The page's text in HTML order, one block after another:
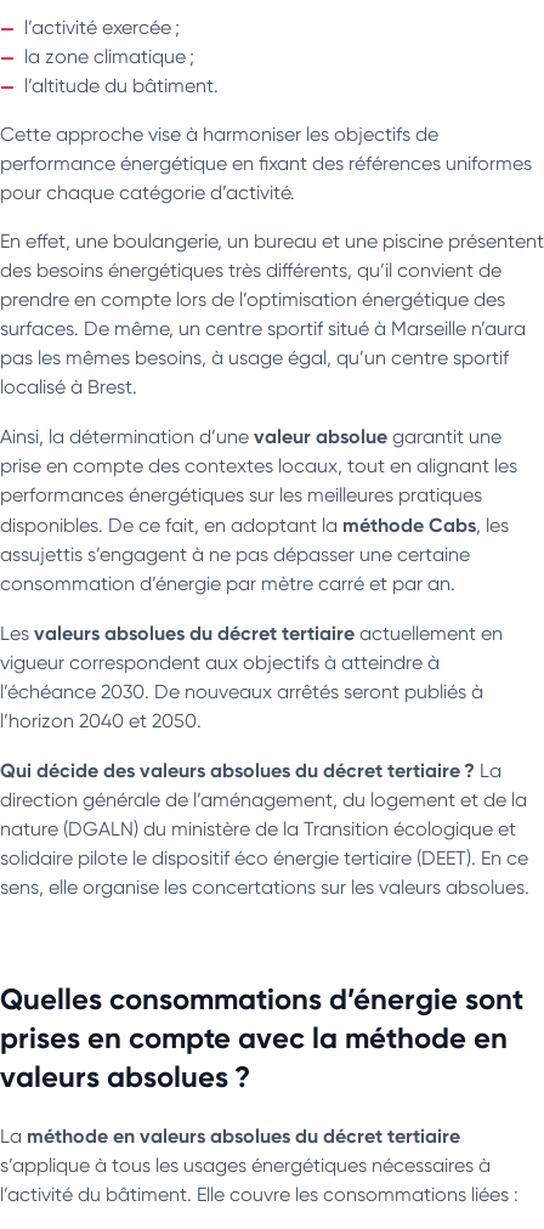
l’activité exercée ;
la zone climatique ;
l’altitude du bâtiment.
Cette approche vise à harmoniser les objectifs de
performance énergétique en fixant des références uniformes
pour chaque catégorie d’activité.
En effet, une boulangerie, un bureau et une piscine présentent
des besoins énergétiques très différents, qu’il convient de
prendre en compte lors de l’optimisation énergétique des
surfaces. De même, un centre sportif situé à Marseille n’aura
pas les mêmes besoins, à usage égal, qu’un centre sportif
localisé à Brest.
Ainsi, la détermination d’une valeur absolue garantit une
prise en compte des contextes locaux, tout en alignant les
performances énergétiques sur les meilleures pratiques
disponibles. De ce fait, en adoptant la méthode Cabs, les
assujettis s’engagent à ne pas dépasser une certaine
consommation d’énergie par mètre carré et par an.
Les valeurs absolues du décret tertiaire actuellement en
vigueur correspondent aux objectifs à atteindre à
l’échéance 2030. De nouveaux arrêtés seront publiés à
l’horizon 2040 et 2050.
Qui décide des valeurs absolues du décret tertiaire ? La
direction générale de l’aménagement, du lo­gement et de la
nature (DGALN) du ministère de la Transition écologique et
solidaire pilote le dispositif éco énergie tertiaire (DEET). En ce
sens, elle organise les concertations sur les valeurs absolues.
Quelles consommations d’énergie sont
prises en compte avec la méthode en
valeurs absolues ?
La méthode en valeurs absolues du décret tertiaire
s’applique à tous les usages énergétiques nécessaires à
l’activité du bâtiment. Elle couvre les consommations liées :